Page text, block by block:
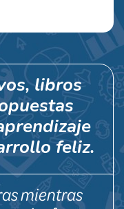
libros
feliz.
mientras